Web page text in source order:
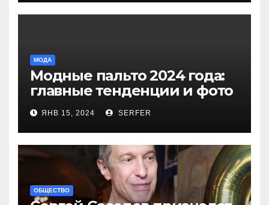
МОДА
Модные пальто 2024 года:
главные тенденции и фото
новинок
ЯНВ 15, 2024 SERFER
ОБЩЕСТВО